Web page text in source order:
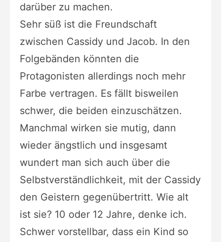
darüber zu machen.
Sehr süß ist die Freundschaft
zwischen Cassidy und Jacob. In den
Folgebänden könnten die
Protagonisten allerdings noch mehr
Farbe vertragen. Es fällt bisweilen
schwer, die beiden einzuschätzen.
Manchmal wirken sie mutig, dann
wieder ängstlich und insgesamt
wundert man sich auch über die
Selbstverständlichkeit, mit der Cassidy
den Geistern gegenübertritt. Wie alt
ist sie? 10 oder 12 Jahre, denke ich.
Schwer vorstellbar, dass ein Kind so